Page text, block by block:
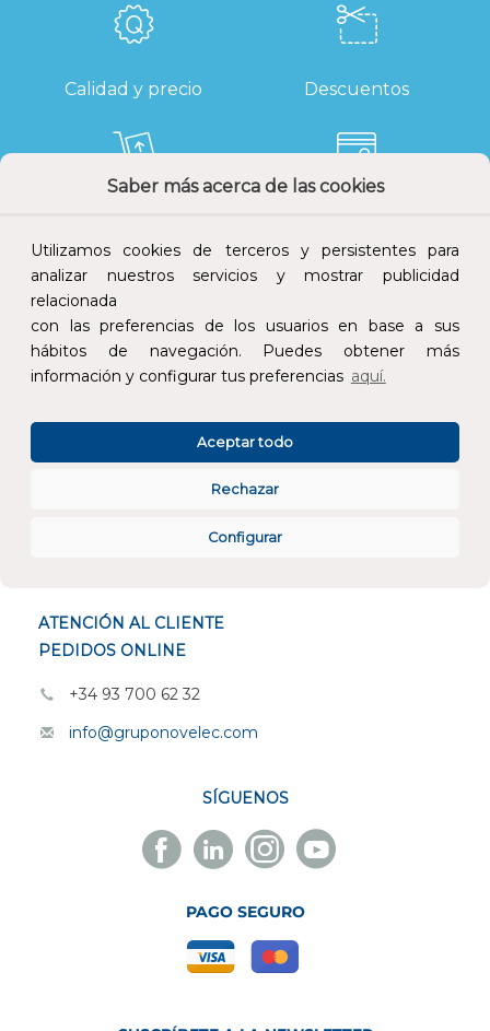
Saber más acerca de las cookies
Utilizamos cookies de terceros y persistentes para
analizar nuestros servicios y mostrar publicidad
relacionada
con las preferencias de los usuarios en base a sus
hábitos de navegación. Puedes obtener más
información y configurar tus preferencias aquí.
Configurar
Rechazar
Aceptar todo
Calidad y precio Descuentos
Atención al cliente
ATENCIÓN AL CLIENTE
PEDIDOS ONLINE
+34 93 700 62 32
info@gruponovelec.com
SÍGUENOS
Facebook
Novelec
Linkedin
Novelec
Instagram
Novelec
Youtube
Novelec
PAGO SEGURO